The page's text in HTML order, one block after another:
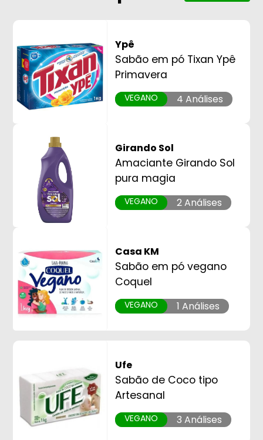
Ypê
Sabão em pó Tixan Ypê
Primavera
VEGANO 4 Análises
Girando Sol
Amaciante Girando Sol
pura magia
VEGANO 2 Análises
Casa KM
Sabão em pó vegano
Coquel
VEGANO 1 Análises
Ufe
Sabão de Coco tipo
Artesanal
VEGANO 3 Análises